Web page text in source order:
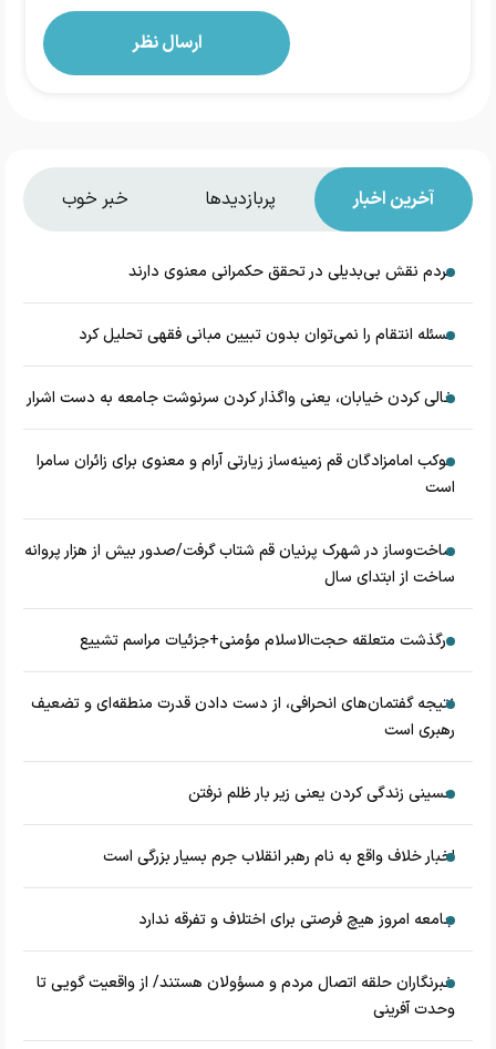
آخرین اخبار پربازدیدها خبر خوب
مردم نقش بی‌بدیلی در تحقق حکمرانی معنوی دارند
مسئله انتقام را نمی‌توان بدون تبیین مبانی فقهی تحلیل کرد
خالی کردن خیابان، یعنی واگذار کردن سرنوشت جامعه به دست اشرار
موکب امامزادگان قم زمینه‌ساز زیارتی آرام و معنوی برای زائران سامرا
است
ساخت‌وساز در شهرک پرنیان قم شتاب گرفت/صدور بیش از هزار پروانه
ساخت از ابتدای سال
درگذشت متعلقه حجت‌الاسلام مؤمنی+جزئیات مراسم تشییع
نتیجه گفتمان‌های انحرافی، از دست دادن قدرت منطقه‌ای و تضعیف
رهبری است
حسینی زندگی کردن یعنی زیر بار ظلم نرفتن
اخبار خلاف واقع به نام رهبر انقلاب جرم بسیار بزرگی است
جامعه امروز هیچ فرصتی برای اختلاف و تفرقه ندارد
خبرنگاران حلقه اتصال مردم و مسؤولان هستند/ از واقعیت گویی تا
وحدت آفرینی